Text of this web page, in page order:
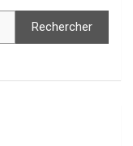
Rechercher